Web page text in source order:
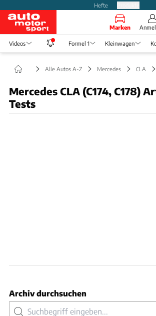
Hefte
Marken
Videos Formel 1 Kleinwagen
Alle Autos A-Z Mercedes CLA
Mercedes CLA (C174, C178)
Tests
Archiv durchsuchen